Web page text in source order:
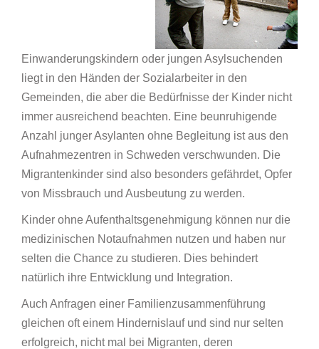
Einwanderungskindern oder jungen Asylsuchenden
liegt in den Händen der Sozialarbeiter in den
Gemeinden, die aber die Bedürfnisse der Kinder nicht
immer ausreichend beachten. Eine beunruhigende
Anzahl junger Asylanten ohne Begleitung ist aus den
Aufnahmezentren in Schweden verschwunden. Die
Migrantenkinder sind also besonders gefährdet, Opfer
von Missbrauch und Ausbeutung zu werden.
Kinder ohne Aufenthaltsgenehmigung können nur die
medizinischen Notaufnahmen nutzen und haben nur
selten die Chance zu studieren. Dies behindert
natürlich ihre Entwicklung und Integration.
Auch Anfragen einer Familienzusammenführung
gleichen oft einem Hindernislauf und sind nur selten
erfolgreich, nicht mal bei Migranten, deren